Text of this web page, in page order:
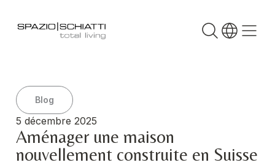
Blog
5 décembre 2025
Aménager une maison
nouvellement construite en Suisse